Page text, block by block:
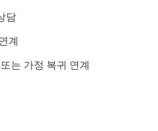
담
계
는 가정 복귀 연계